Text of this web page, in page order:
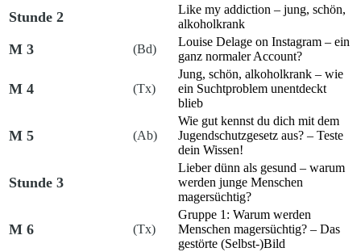
Stunde 2
Like my addiction – jung, schön,
alkoholkrank
M 3 (Bd)
Louise Delage on Instagram – ein
ganz normaler Account?
M 4 (Tx)
Jung, schön, alkoholkrank – wie
ein Suchtproblem unentdeckt
blieb
M 5 (Ab)
Wie gut kennst du dich mit dem
Jugendschutzgesetz aus? – Teste
dein Wissen!
Stunde 3
Lieber dünn als gesund – warum
werden junge Menschen
magersüchtig?
M 6 (Tx)
Gruppe 1: Warum werden
Menschen magersüchtig? – Das
gestörte (Selbst-)Bild